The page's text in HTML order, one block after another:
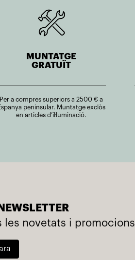
MUNTATGE
GRATUÏT
Per a compres superiors a 2500 € a
peninsular. Muntatge exclòs
en articles d’il·luminació.
novetats i promocions